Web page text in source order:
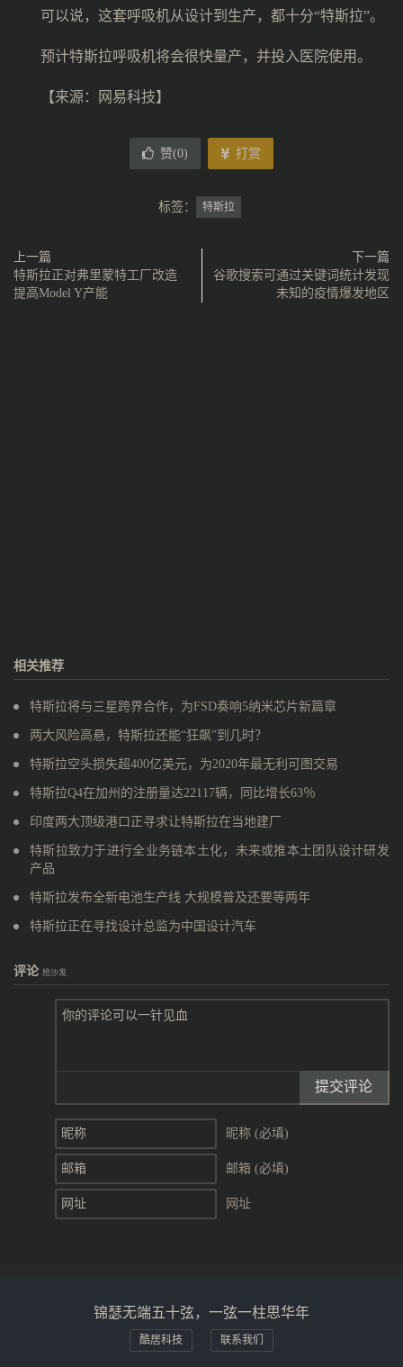
可以说，这套呼吸机从设计到生产，都十分“特斯拉”。
预计特斯拉呼吸机将会很快量产，并投入医院使用。
【来源： 网易科技】
赞(0) 打赏
标签： 特斯拉
上一篇
特斯拉正对弗里蒙特工厂改造
提高Model Y产能
下一篇
谷歌搜索可通过关键词统计发现
未知的疫情爆发地区
相关推荐
特斯拉将与三星跨界合作，为FSD奏响5纳米芯片新篇章
两大风险高悬，特斯拉还能“狂飙”到几时？
特斯拉空头损失超400亿美元，为2020年最无利可图交易
特斯拉Q4在加州的注册量达22117辆，同比增长63％
印度两大顶级港口正寻求让特斯拉在当地建厂
特斯拉致力于进行全业务链本土化，未来或推本土团队设计研发
产品
特斯拉发布全新电池生产线 大规模普及还要等两年
特斯拉正在寻找设计总监为中国设计汽车
评论 抢沙发
提交评论
昵称 (必填)
邮箱 (必填)
网址
锦瑟无端五十弦，一弦一柱思华年
酷居科技 联系我们